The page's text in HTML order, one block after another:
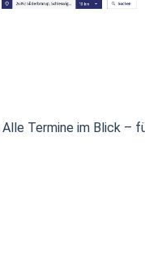
Termine im Blick –